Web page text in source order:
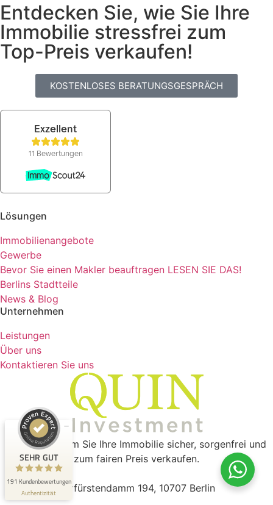
Entdecken Sie, wie Sie Ihre
Immobilie stressfrei zum
Top-Preis verkaufen!
KOSTENLOSES BERATUNGSGESPRÄCH
Der Ort an dem Sie Ihre Immobilie sicher, sorgenfrei und
zum fairen Preis verkaufen.
Kurfürstendamm 194, 10707 Berlin
Unternehmen
Leistungen
Über uns
Kontaktieren Sie uns
Lösungen
Immobilienangebote
Gewerbe
Bevor Sie einen Makler beauftragen LESEN SIE DAS!
Berlins Stadtteile
News & Blog
SEHR GUT
191 Kundenbewertungen
Authentizität
Kundenbewertungen und Erfahrungen zu
QUIN Real Estate Investment GmbH
100%
Empfehlungen auf
ProvenExpert.com
SEHR GUT
41
Bewertungen auf
ProvenExpert.com
150
Bewertungen von 2
anderen Quellen
Blick aufs ProvenExpert-Profil werfen
31.7.2026